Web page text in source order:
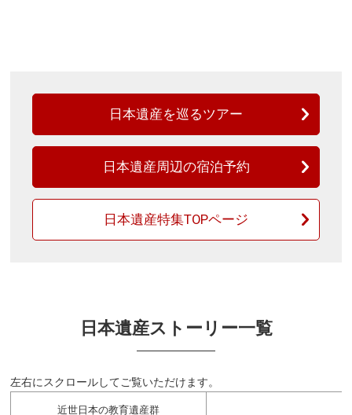
日本遺産を巡るツアー
日本遺産周辺の宿泊予約
日本遺産特集TOPページ
日本遺産ストーリー一覧
近世日本の教育遺産群